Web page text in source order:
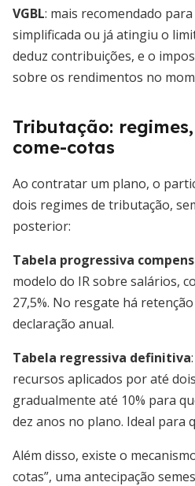
VGBL: mais recomendado
simplificada ou já atingiu o
deduz contribuições, e o
sobre os rendimentos no
Tributação:
come-cotas
Ao contratar um plano, o
dois regimes de tributação,
posterior:
Tabela progressiva
modelo do IR sobre salários,
27,5%. No resgate há
declaração anual.
Tabela regressiva definitiva
recursos aplicados por até
gradualmente até 10% para
dez anos no plano. Ideal para
Além disso, existe o
cotas”, uma antecipação